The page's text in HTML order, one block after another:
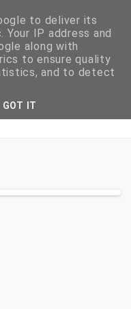
to deliver its
IP address and
along with
to ensure quality
and to detect
GOT IT